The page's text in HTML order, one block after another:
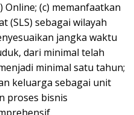
Online; (c) memanfaatkan
(SLS) sebagai wilayah
jangka waktu
dari minimal telah
minimal satu tahun;
keluarga sebagai unit
proses bisnis